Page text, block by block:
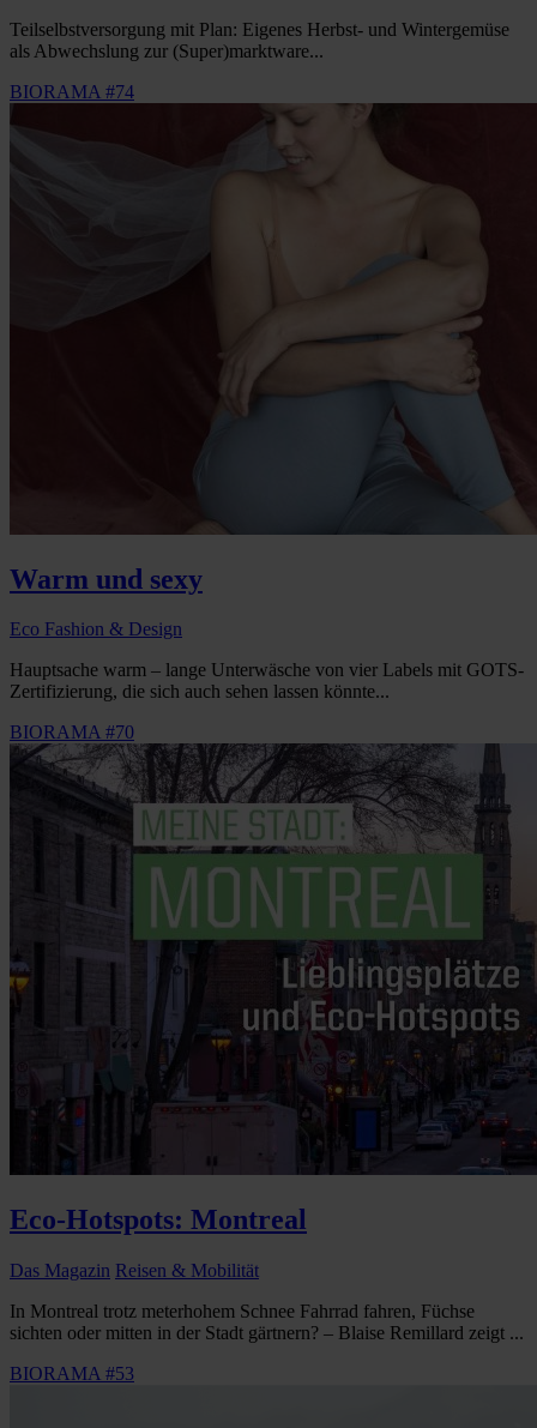
Teilselbstversorgung mit Plan: Eigenes Herbst- und Wintergemüse
als Abwechslung zur (Super)marktware...
BIORAMA #74
Warm und sexy
Eco Fashion & Design
Hauptsache warm – lange Unterwäsche von vier Labels mit GOTS-
Zertifizierung, die sich auch sehen lassen könnte...
BIORAMA #70
Eco-Hotspots: Montreal
Das Magazin Reisen & Mobilität
In Montreal trotz meterhohem Schnee Fahrrad fahren, Füchse
sichten oder mitten in der Stadt gärtnern? – Blaise Remillard zeigt ...
BIORAMA #53